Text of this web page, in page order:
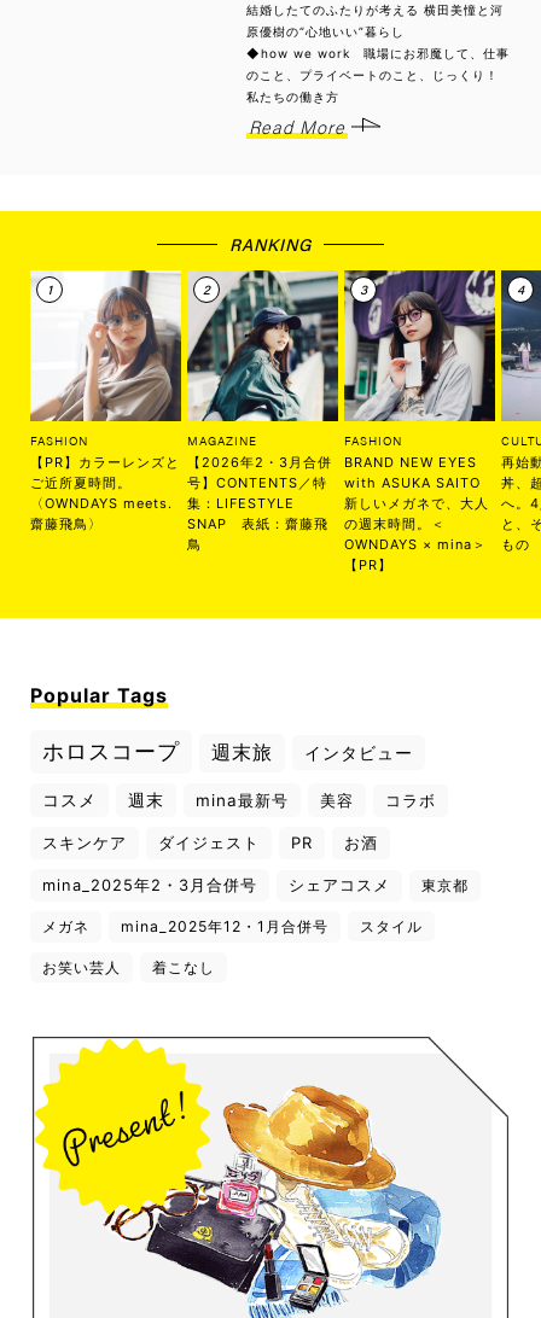
結婚したてのふたりが考える 横田美憧と河
原優樹の“心地いい”暮らし
◆how we work 職場にお邪魔して、仕事
のこと、プライベートのこと、じっくり！
私たちの働き方
Read More
RANKING
FASHION
【PR】カラーレンズと
ご近所夏時間。
〈OWNDAYS meets.
齋藤飛鳥〉
MAGAZINE
【2026年2・3月合併
号】CONTENTS／特
集：LIFESTYLE
SNAP 表紙：齋藤飛
鳥
FASHION
BRAND NEW EYES
with ASUKA SAITO
新しいメガネで、大人
の週末時間。＜
OWNDAYS × mina＞
【PR】
再始
丼、
へ。
と、
もの
Popular Tags
ホロスコープ 週末旅 インタビュー
コスメ 週末 mina最新号 美容 コラボ
スキンケア ダイジェスト PR お酒
mina_2025年2・3月合併号 シェアコスメ 東京都
メガネ mina_2025年12・1月合併号 スタイル
お笑い芸人 着こなし